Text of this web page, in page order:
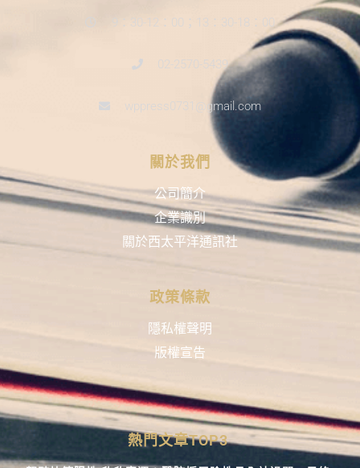
9：30-12：00；13：30-18：00
02-2570-5439
wppress0731@gmail.com
關於我們
公司簡介
企業識別
關於西太平洋通訊社
政策條款
隱私權聲明
版權宣告
熱門文章TOP3